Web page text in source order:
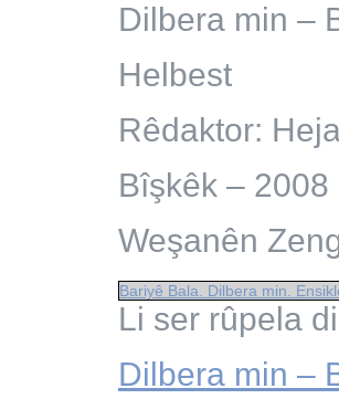
Dilbera min –
Helbest
Rêdaktor:
Bîşkêk – 2008
Weşanên
Bariyê Bala. Dilbera min.
Li ser rûpela
Dilbera min –